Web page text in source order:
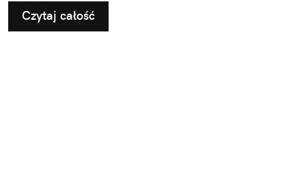
Czytaj całość